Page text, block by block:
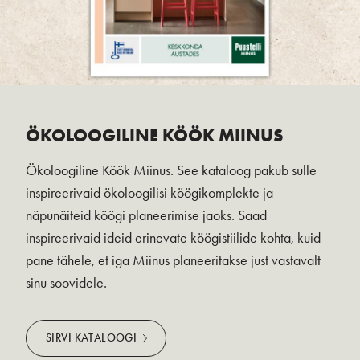
ÖKOLOOGILINE KÖÖK MIINUS
Ökoloogiline Köök Miinus. See kataloog pakub sulle
inspireerivaid ökoloogilisi köögikomplekte ja
näpunäiteid köögi planeerimise jaoks. Saad
inspireerivaid ideid erinevate köögistiilide kohta, kuid
pane tähele, et iga Miinus planeeritakse just vastavalt
sinu soovidele.
SIRVI KATALOOGI